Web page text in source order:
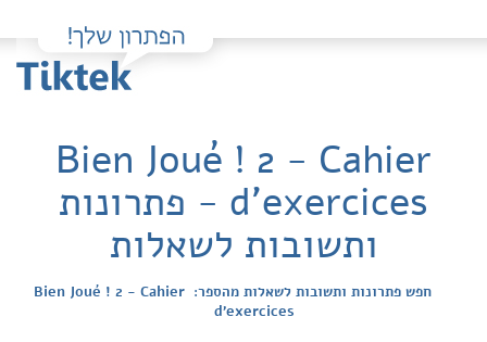
Bien Joué ! 2 - Cahier
d'exercices - פתרונות
ותשובות לשאלות
חפש פתרונות ותשובות לשאלות מהספר: Bien Joué ! 2 - Cahier
d'exercices